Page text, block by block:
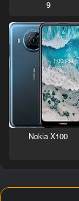
9
Nokia X100